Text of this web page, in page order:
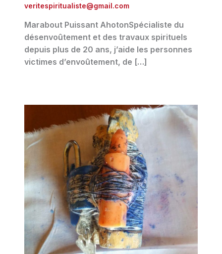
veritespiritualiste@gmail.com
Marabout Puissant AhotonSpécialiste du
désenvoûtement et des travaux spirituels
depuis plus de 20 ans, j’aide les personnes
victimes d’envoûtement, de […]